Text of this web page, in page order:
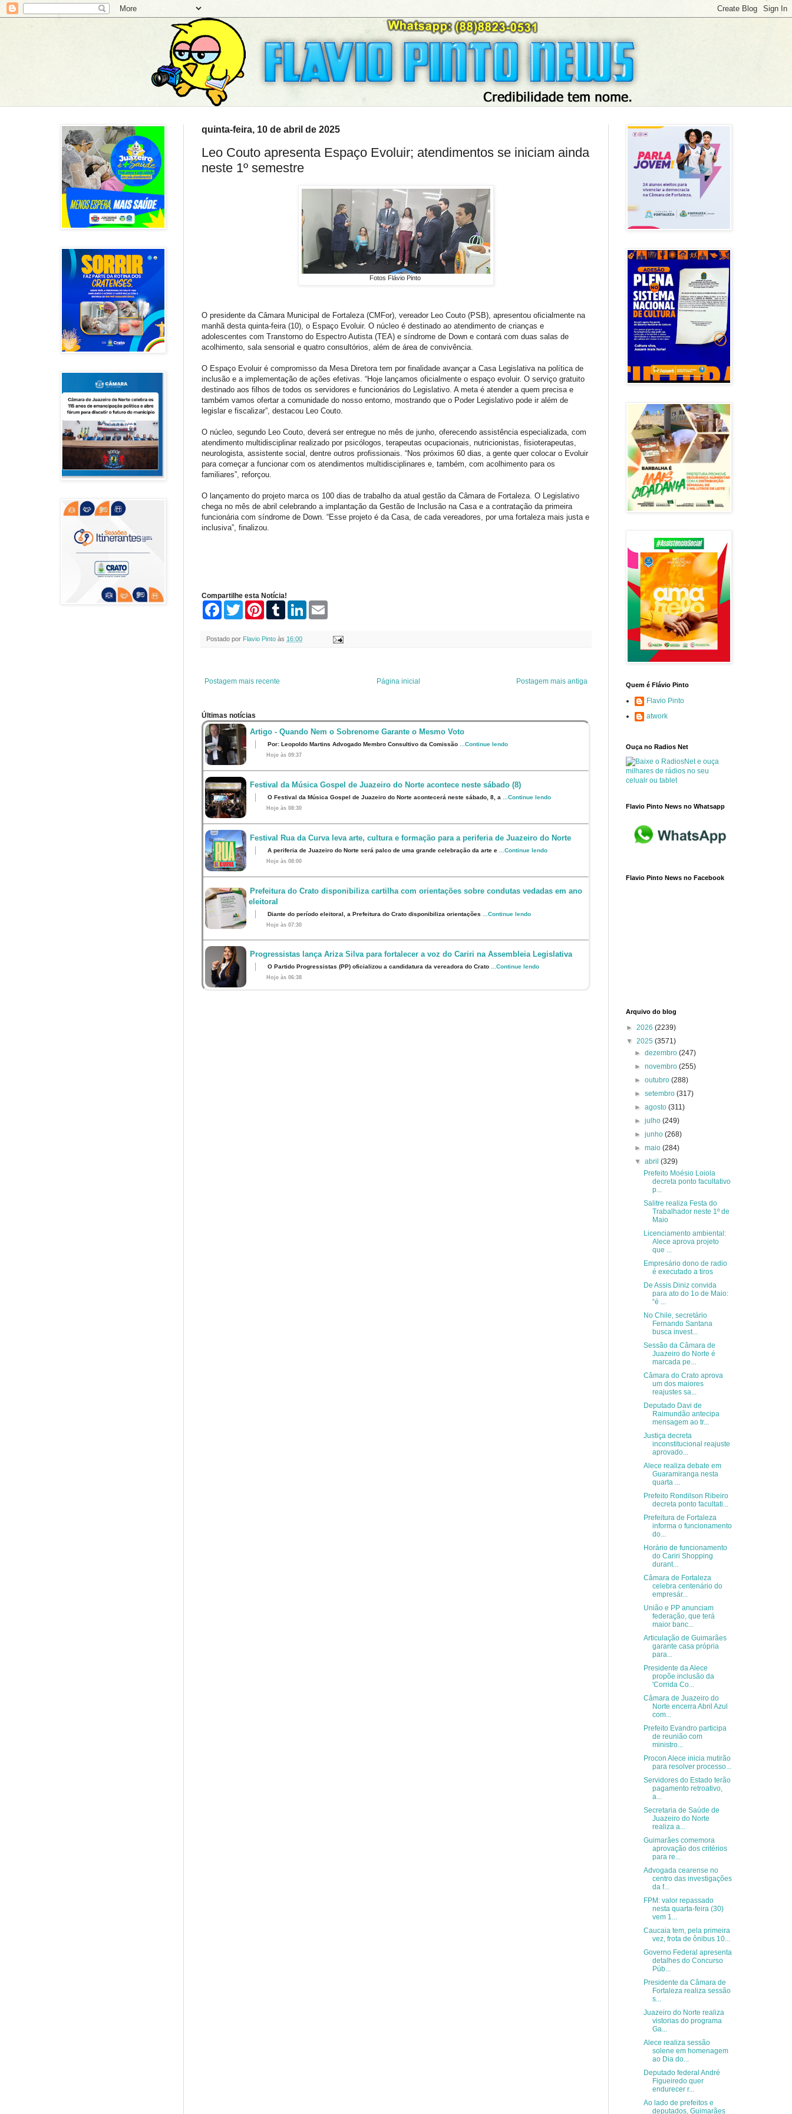
quinta-feira, 10 de abril de 2025
Leo Couto apresenta Espaço Evoluir; atendimentos se iniciam ainda
neste 1º semestre
Fotos Flávio Pinto
O presidente da Câmara Municipal de Fortaleza (CMFor), vereador Leo Couto (PSB), apresentou oficialmente na
manhã desta quinta-feira (10), o Espaço Evoluir. O núcleo é destinado ao atendimento de crianças e
adolescentes com Transtorno do Espectro Autista (TEA) e síndrome de Down e contará com duas salas de
acolhimento, sala sensorial e quatro consultórios, além de área de convivência.
O Espaço Evoluir é compromisso da Mesa Diretora tem por finalidade avançar a Casa Legislativa na política de
inclusão e a implementação de ações efetivas. “Hoje lançamos oficialmente o espaço evoluir. O serviço gratuito
destinado aos filhos de todos os servidores e funcionários do Legislativo. A meta é atender a quem precisa e
também vamos ofertar a comunidade do nosso entorno, mostrando que o Poder Legislativo pode ir além de
legislar e fiscalizar”, destacou Leo Couto.
O núcleo, segundo Leo Couto, deverá ser entregue no mês de junho, oferecendo assistência especializada, com
atendimento multidisciplinar realizado por psicólogos, terapeutas ocupacionais, nutricionistas, fisioterapeutas,
neurologista, assistente social, dentre outros profissionais. “Nos próximos 60 dias, a gente quer colocar o Evoluir
para começar a funcionar com os atendimentos multidisciplinares e, também, com acolhimento para os
familiares”, reforçou.
O lançamento do projeto marca os 100 dias de trabalho da atual gestão da Câmara de Fortaleza. O Legislativo
chega no mês de abril celebrando a implantação da Gestão de Inclusão na Casa e a contratação da primeira
funcionária com síndrome de Down. “Esse projeto é da Casa, de cada vereadores, por uma fortaleza mais justa e
inclusiva”, finalizou.
Compartilhe esta Notícia!
b
w
t
e
t
l
Postado por Flavio Pinto às 16:00
Postagem mais recente Postagem mais antiga
Página inicial
Últimas notícias
Artigo - Quando Nem o Sobrenome Garante o Mesmo Voto
Por: Leopoldo Martins Advogado Membro Consultivo da Comissão ...Continue lendo
Hoje às 09:37
Festival da Música Gospel de Juazeiro do Norte acontece neste sábado (8)
O Festival da Música Gospel de Juazeiro do Norte acontecerá neste sábado, 8, a ...Continue lendo
Hoje às 08:30
Festival Rua da Curva leva arte, cultura e formação para a periferia de Juazeiro do Norte
A periferia de Juazeiro do Norte será palco de uma grande celebração da arte e ...Continue lendo
Hoje às 08:00
Prefeitura do Crato disponibiliza cartilha com orientações sobre condutas vedadas em ano
eleitoral
Diante do período eleitoral, a Prefeitura do Crato disponibiliza orientações ...Continue lendo
Hoje às 07:30
Progressistas lança Ariza Silva para fortalecer a voz do Cariri na Assembleia Legislativa
O Partido Progressistas (PP) oficializou a candidatura da vereadora do Crato ...Continue lendo
Hoje às 06:38
Quem é Flávio Pinto
Flavio Pinto
atwork
Ouça no Radios Net
Flavio Pinto News no Whatsapp
Flavio Pinto News no Facebook
Arquivo do blog
► 2026 (2239)
▼ 2025 (3571)
►dezembro(247)
►novembro(255)
►outubro(288)
►setembro(317)
►agosto(311)
►julho(249)
►junho(268)
►maio(284)
▼abril(329)
Prefeito Moésio Loiola
decreta ponto facultativo
p...
Salitre realiza Festa do
Trabalhador neste 1º de
Maio
Licenciamento ambiental:
Alece aprova projeto
que ...
Empresário dono de radio
é executado a tiros
De Assis Diniz convida
para ato do 1o de Maio:
“é ...
No Chile, secretário
Fernando Santana
busca invest...
Sessão da Câmara de
Juazeiro do Norte é
marcada pe...
Câmara do Crato aprova
um dos maiores
reajustes sa...
Deputado Davi de
Raimundão antecipa
mensagem ao tr...
Justiça decreta
inconstitucional reajuste
aprovado...
Alece realiza debate em
Guaramiranga nesta
quarta ...
Prefeito Rondilson Ribeiro
decreta ponto facultati...
Prefeitura de Fortaleza
informa o funcionamento
do...
Horário de funcionamento
do Cariri Shopping
durant...
Câmara de Fortaleza
celebra centenário do
empresár...
União e PP anunciam
federação, que terá
maior banc...
Articulação de Guimarães
garante casa própria
para...
Presidente da Alece
propõe inclusão da
'Corrida Co...
Câmara de Juazeiro do
Norte encerra Abril Azul
com...
Prefeito Evandro participa
de reunião com
ministro...
Procon Alece inicia mutirão
para resolver processo...
Servidores do Estado terão
pagamento retroativo,
a...
Secretaria de Saúde de
Juazeiro do Norte
realiza a...
Guimarães comemora
aprovação dos critérios
para re...
Advogada cearense no
centro das investigações
da f...
FPM: valor repassado
nesta quarta-feira (30)
vem 1...
Caucaia tem, pela primeira
vez, frota de ônibus 10...
Governo Federal apresenta
detalhes do Concurso
Púb...
Presidente da Câmara de
Fortaleza realiza sessão
s...
Juazeiro do Norte realiza
vistorias do programa
Ga...
Alece realiza sessão
solene em homenagem
ao Dia do...
Deputado federal André
Figueiredo quer
endurecer r...
Ao lado de prefeitos e
deputados, Guimarães